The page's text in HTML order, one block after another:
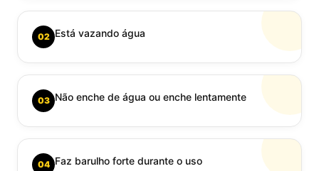
02 Está vazando água
03 Não enche de água ou enche lentamente
04 Faz barulho forte durante o uso